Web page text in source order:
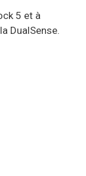
5 et à
DualSense.